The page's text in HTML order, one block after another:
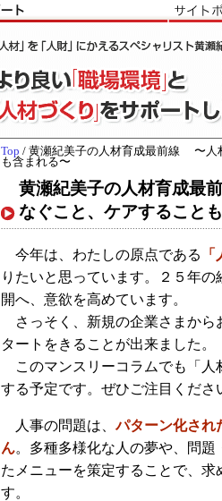
Top / 黄瀬紀美子の人材育成最前線 〜人
も含まれる〜
黄瀬紀美子の人材育成最
なぐこと、ケアすること
今年は、わたしの原点である
りたいと思っています。２５年
開へ、意欲を高めています。
さっそく、新規の企業さまから
タートをきることが出来ました。
このマンスリーコラムでも「人
する予定です。ぜひご注目くださ
人事の問題は、パターン化され
ん。多種多様化な人の夢や、問
たメニューを策定することで、
す。